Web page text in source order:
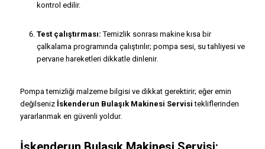
kontrol edilir.
Test çalıştırması: Temizlik sonrası makine kısa bir
çalkalama programında çalıştırılır; pompa sesi, su tahliyesi ve
pervane hareketleri dikkatle dinlenir.
Pompa temizliği malzeme bilgisi ve dikkat gerektirir; eğer emin
değilseniz İskenderun Bulaşık Makinesi Servisi tekliflerinden
yararlanmak en güvenli yoldur.